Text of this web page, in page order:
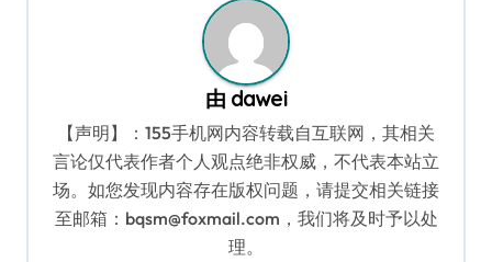
由 dawei
【声明】：155手机网内容转载自互联网，其相关
言论仅代表作者个人观点绝非权威，不代表本站立
场。如您发现内容存在版权问题，请提交相关链接
至邮箱：bqsm@foxmail.com，我们将及时予以处
理。